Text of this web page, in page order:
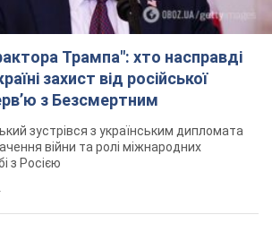
Трампа": хто насправді
захист від російської
з Безсмертним
зустрівся з українським дипломата
війни та ролі міжнародних
з Росією